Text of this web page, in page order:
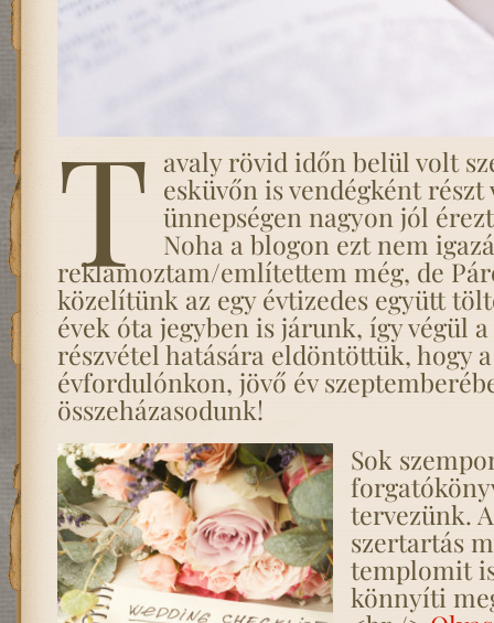
T avaly rövid időn belül volt
esküvőn is vendégként
ünnepségen nagyon jól
Noha a blogon ezt nem
reklámoztam/említettem még, de
közelítünk az egy évtizedes együtt
évek óta jegyben is járunk, így végül
részvétel hatására eldöntöttük, hogy
évfordulónkon, jövő év
összeházasodunk!
Sok
tervezünk.
szertartás
templomit
könnyíti